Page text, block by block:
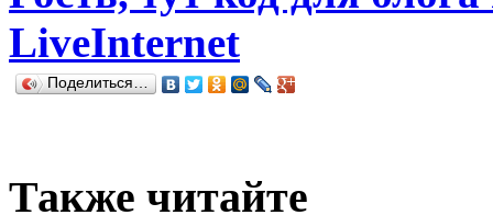
LiveInternet
Поделиться…
Также читайте